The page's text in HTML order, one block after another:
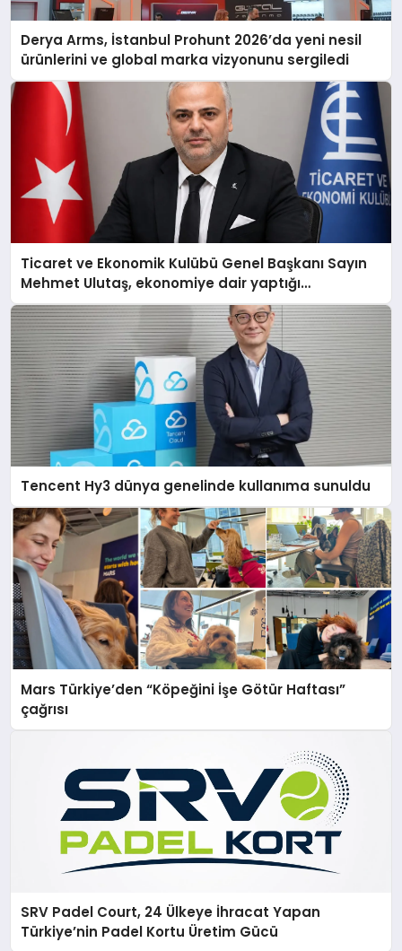
Derya Arms, İstanbul Prohunt 2026’da yeni nesil
ürünlerini ve global marka vizyonunu sergiledi
Ticaret ve Ekonomik Kulübü Genel Başkanı Sayın
Mehmet Ulutaş, ekonomiye dair yaptığı
açıklamada şunları kaydetti:
Tencent Hy3 dünya genelinde kullanıma sunuldu
Mars Türkiye’den “Köpeğini İşe Götür Haftası”
çağrısı
SRV Padel Court, 24 Ülkeye İhracat Yapan
Türkiye’nin Padel Kortu Üretim Gücü